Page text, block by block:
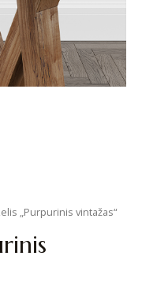
„Purpurinis vintažas“